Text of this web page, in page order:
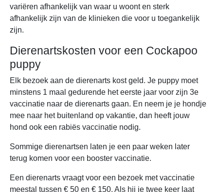
variëren afhankelijk van waar u woont en sterk
afhankelijk zijn van de klinieken die voor u toegankelijk
zijn.
Dierenartskosten voor een Cockapoo
puppy
Elk bezoek aan de dierenarts kost geld. Je puppy moet
minstens 1 maal gedurende het eerste jaar voor zijn 3e
vaccinatie naar de dierenarts gaan. En neem je je hondje
mee naar het buitenland op vakantie, dan heeft jouw
hond ook een rabiës vaccinatie nodig.
Sommige dierenartsen laten je een paar weken later
terug komen voor een booster vaccinatie.
Een dierenarts vraagt voor een bezoek met vaccinatie
meestal tussen € 50 en € 150. Als hij je twee keer laat